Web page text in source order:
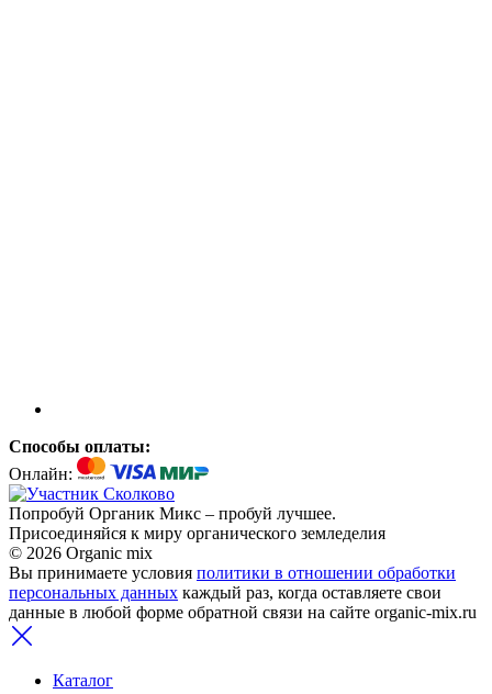
Способы оплаты:
Онлайн:
Попробуй Органик Микс – пробуй лучшее.
Присоединяйся к миру органического земледелия
© 2026 Organic mix
Вы принимаете условия политики в отношении обработки
персональных данных каждый раз, когда оставляете свои
данные в любой форме обратной связи на сайте organic-mix.ru
Каталог